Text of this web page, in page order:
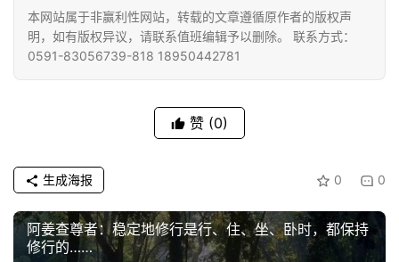
声
明
本网站属于非赢利性网站，转载的文章遵循原作者的版权声
明，如有版权异议，请联系值班编辑予以删除。 联系方式：
0591-83056739-818 18950442781
赞 (0)
0 0
生成海报
阿姜查尊者：稳定地修行是行、住、坐、卧时，都保持
修行的……